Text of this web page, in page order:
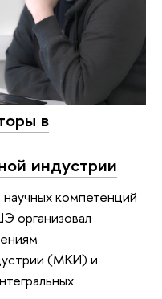
в
индустрии
компетенций
организовал
(МКИ) и